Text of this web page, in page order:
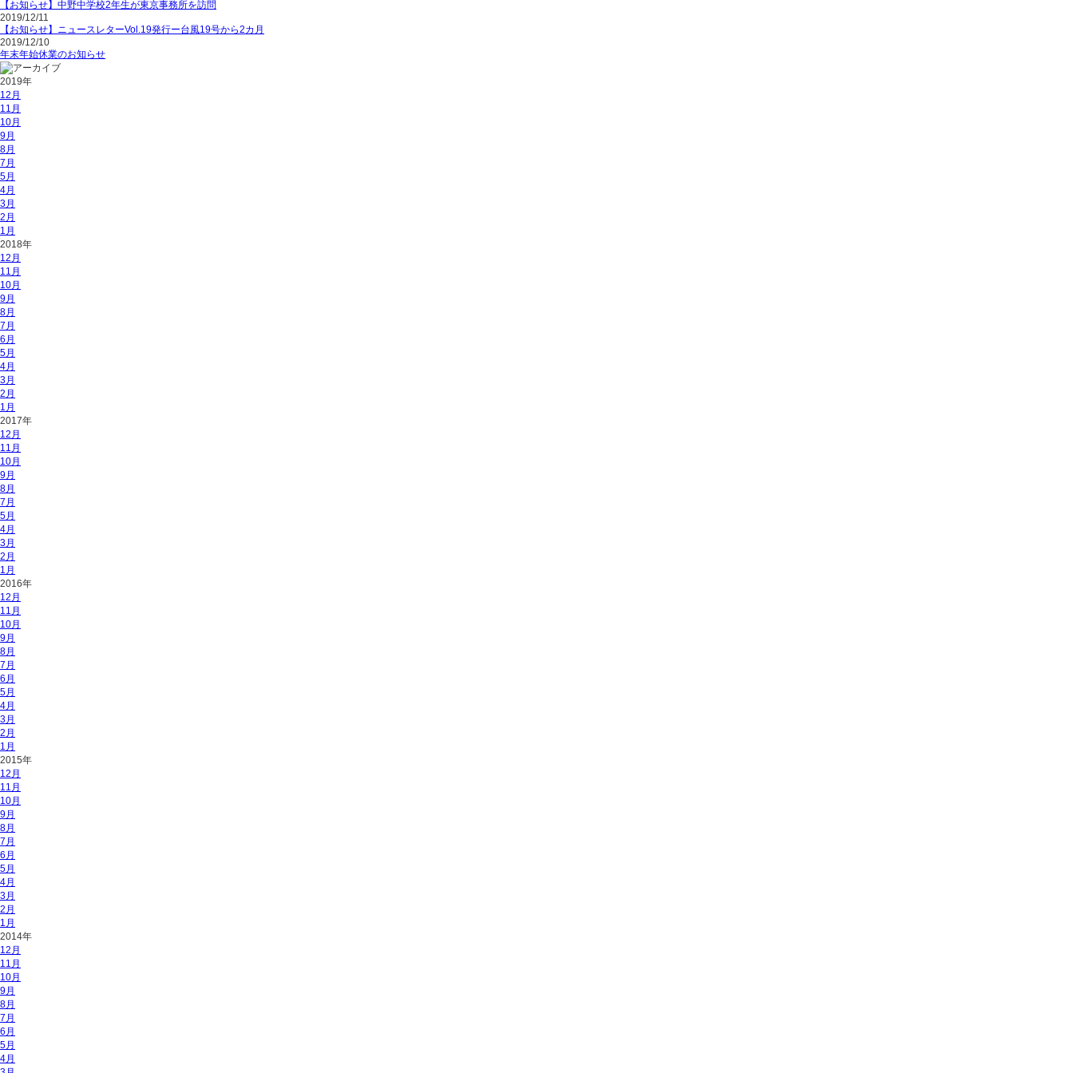
【お知らせ】中野中学校2年生が東京事務所を訪問
2019/12/11
【お知らせ】ニュースレターVol.19発行ー台風19号から2カ月
2019/12/10
年末年始休業のお知らせ
2019年
12月
11月
10月
9月
8月
7月
5月
4月
3月
2月
1月
2018年
12月
11月
10月
9月
8月
7月
6月
5月
4月
3月
2月
1月
2017年
12月
11月
10月
9月
8月
7月
5月
4月
3月
2月
1月
2016年
12月
11月
10月
9月
8月
7月
6月
5月
4月
3月
2月
1月
2015年
12月
11月
10月
9月
8月
7月
6月
5月
4月
3月
2月
1月
2014年
12月
11月
10月
9月
8月
7月
6月
5月
4月